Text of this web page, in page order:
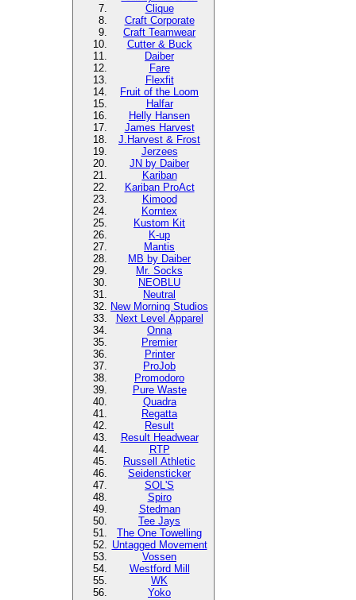
Clique
Craft Corporate
Craft Teamwear
Cutter & Buck
Daiber
Fare
Flexfit
Fruit of the Loom
Halfar
Helly Hansen
James Harvest
J.Harvest & Frost
Jerzees
JN by Daiber
Kariban
Kariban ProAct
Kimood
Korntex
Kustom Kit
K-up
Mantis
MB by Daiber
Mr. Socks
NEOBLU
Neutral
New Morning Studios
Next Level Apparel
Onna
Premier
Printer
ProJob
Promodoro
Pure Waste
Quadra
Regatta
Result
Result Headwear
RTP
Russell Athletic
Seidensticker
SOL'S
Spiro
Stedman
Tee Jays
The One Towelling
Untagged Movement
Vossen
Westford Mill
WK
Yoko